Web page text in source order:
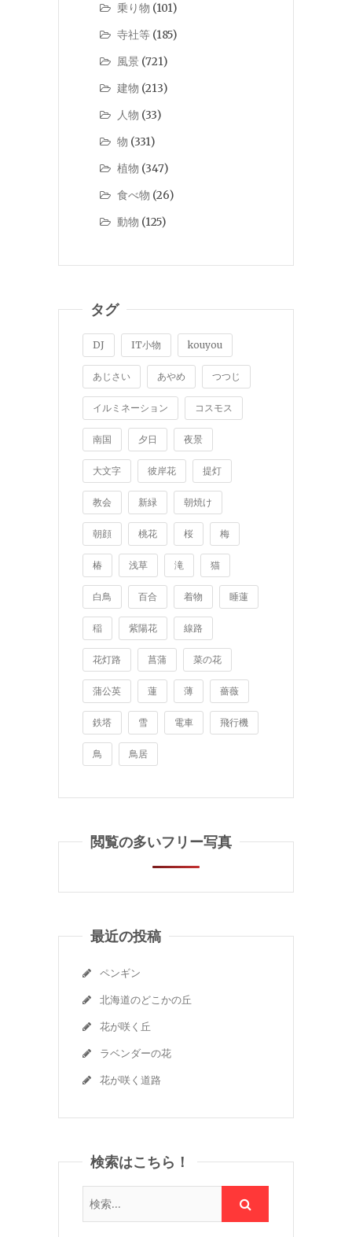
乗り物 (101)
寺社等 (185)
風景 (721)
建物 (213)
人物 (33)
物 (331)
植物 (347)
食べ物 (26)
動物 (125)
タグ
DJ IT小物 kouyou
あじさい あやめ つつじ
イルミネーション コスモス
南国 夕日 夜景
大文字 彼岸花 提灯
教会 新緑 朝焼け
朝顔 桃花 桜 梅
椿 浅草 滝 猫
白鳥 百合 着物 睡蓮
稲 紫陽花 線路
花灯路 菖蒲 菜の花
蒲公英 蓮 薄 薔薇
鉄塔 雪 電車 飛行機
鳥 鳥居
閲覧の多いフリー写真
最近の投稿
ペンギン
北海道のどこかの丘
花が咲く丘
ラベンダーの花
花が咲く道路
検索はこちら！